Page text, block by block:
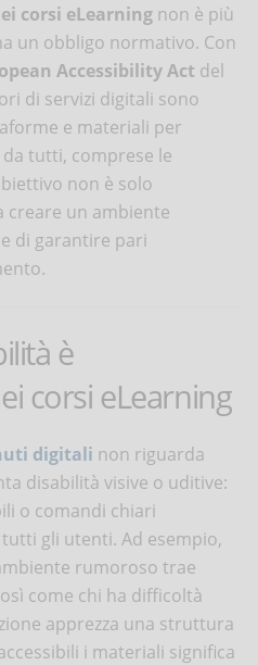
corsi eLearning non è più
un obbligo normativo. Con
Accessibility Act del
di servizi digitali sono
e materiali per
tutti, comprese le
non è solo
creare un ambiente
di garantire pari
è
corsi eLearning
digitali non riguarda
disabilità visive o uditive:
o comandi chiari
gli utenti. Ad esempio,
rumoroso trae
come chi ha difficoltà
apprezza una struttura
i materiali significa